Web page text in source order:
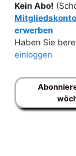
Kein Abo!
erwerben
Haben Sie
einloggen